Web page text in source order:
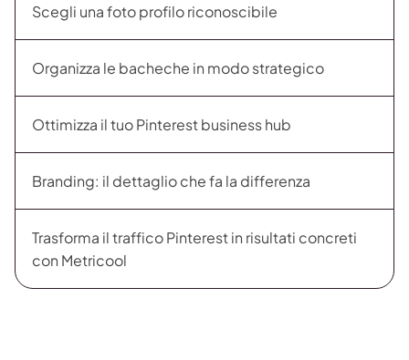
Scegli una foto profilo riconoscibile
Organizza le bacheche in modo strategico
Ottimizza il tuo Pinterest business hub
Branding: il dettaglio che fa la differenza
Trasforma il traffico Pinterest in risultati concreti
con Metricool